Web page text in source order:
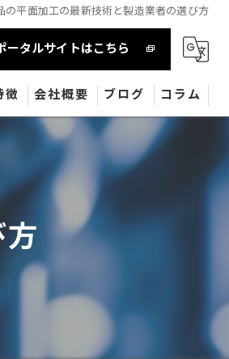
の平面加工の最新技術と製造業者の選び方
ータルサイトはこちら
徴
部品
会社概要 ブログ コラム